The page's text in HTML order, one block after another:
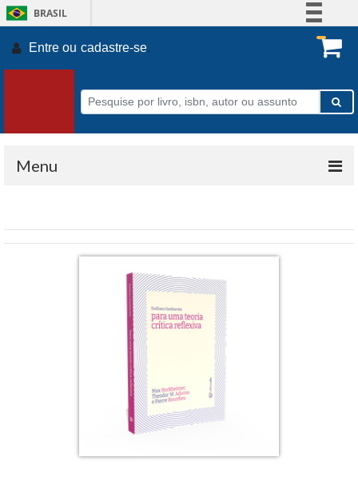
BRASIL
Participe
Acesso à informação
Legislação
Entre ou cadastre-se.
Menu